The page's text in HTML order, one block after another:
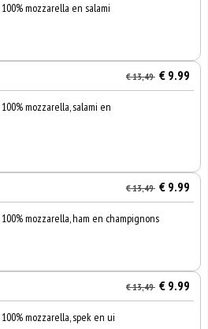
mozzarella en salami
€ 13,49 € 9.99
mozzarella, salami en
€ 13,49 € 9.99
mozzarella, ham en champignons
€ 13,49 € 9.99
mozzarella, spek en ui